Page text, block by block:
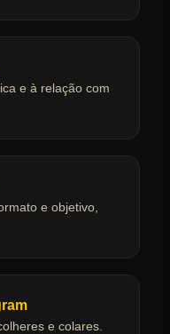
e à relação com
e objetivo,
e colares.